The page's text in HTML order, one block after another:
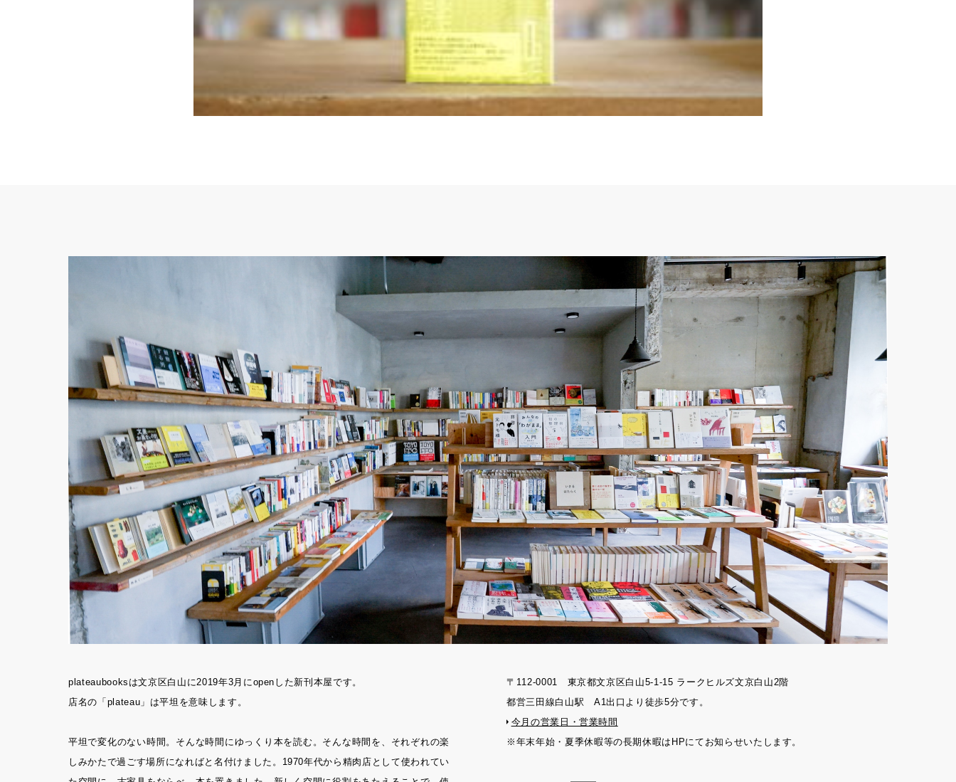
plateaubooksは文京区白山に2019年3月にopenした新刊本屋です。
店名の「plateau」は平坦を意味します。
平坦で変化のない時間。そんな時間にゆっくり本を読む。そんな時間を、それぞれの楽
しみかたで過ごす場所になればと名付けました。1970年代から精肉店として使われてい
〒112-0001 東京都文京区白山5-1-15 ラークヒルズ文京白山2階
都営三田線白山駅 A1出口より徒歩5分です。
今月の営業日・営業時間
※年末年始・夏季休暇等の長期休暇はHPにてお知らせいたします。